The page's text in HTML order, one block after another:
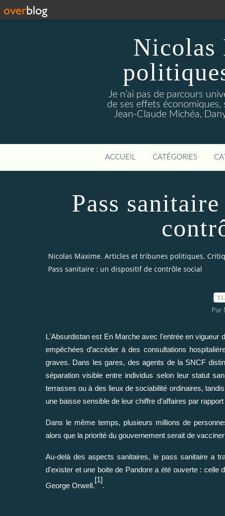
Nicolas
Je n’ai pas de parcours
de ses effets économiques,
Jean-Claude Michéa,
ACCUEIL CATÉGORIES
Pass
Nicolas Maxime. Articles et tribunes politiques.
Pass sanitaire : un dispositif de contrôle social
Par
L'Absurdistan est En Marche avec l'entrée en
empêchées d’accéder à des consultations
graves. Dans les gares, des agents de la SNCF
séparation visible entre individus selon leur statut
terrasses ou à des lieux de sociabilité ordinaires,
une baisse sensible de leur chiffre d’affaires par
Dans le même temps, plusieurs millions de
alors que la priorité du gouvernement serait de
Au-delà des aspects sanitaires, le pass sanitaire a
d'exister et une boite de Pandore a été ouverte : celle
George Orwell.
[1]
.